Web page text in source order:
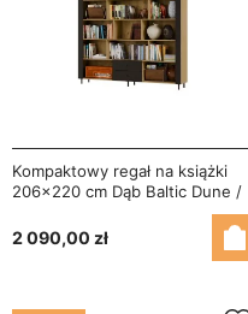
Kompaktowy regał na książki
206x220 cm Dąb Baltic Dune /
2 090,00 zł